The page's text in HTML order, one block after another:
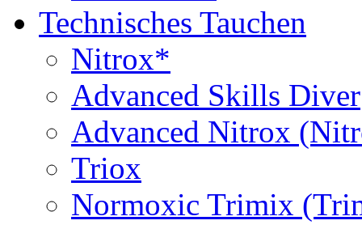
Technisches Tauchen
Nitrox*
Advanced Skills Diver
Advanced Nitrox
Triox
Normoxic Trimix